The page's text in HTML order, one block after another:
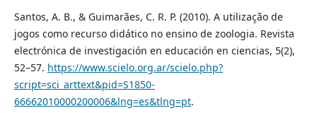
Santos, A. B., & Guimarães, C. R. P. (2010). A utilização de
jogos como recurso didático no ensino de zoologia. Revista
electrónica de investigación en educación en ciencias, 5(2),
52–57. https://www.scielo.org.ar/scielo.php?
script=sci_arttext&pid=S1850-
66662010000200006&lng=es&tlng=pt.